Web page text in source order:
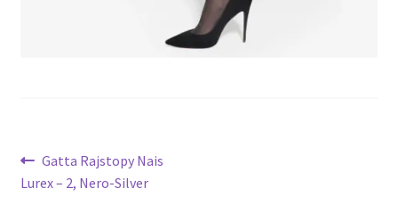
Nawigacja
wpisu
Poprzedni
wpis:
Gatta Rajstopy Nais
Lurex – 2, Nero-Silver